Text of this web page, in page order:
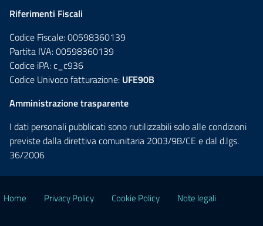
Riferimenti Fiscali
Codice Fiscale: 00598360139
Partita IVA: 00598360139
Codice iPA: c_c936
Codice Univoco fatturazione: UFE90B
Amministrazione trasparente
I dati personali pubblicati sono riutilizzabili solo alle condizioni
previste dalla direttiva comunitaria 2003/98/CE e dal d.lgs.
36/2006
Home Privacy Policy Cookie Policy Note legali